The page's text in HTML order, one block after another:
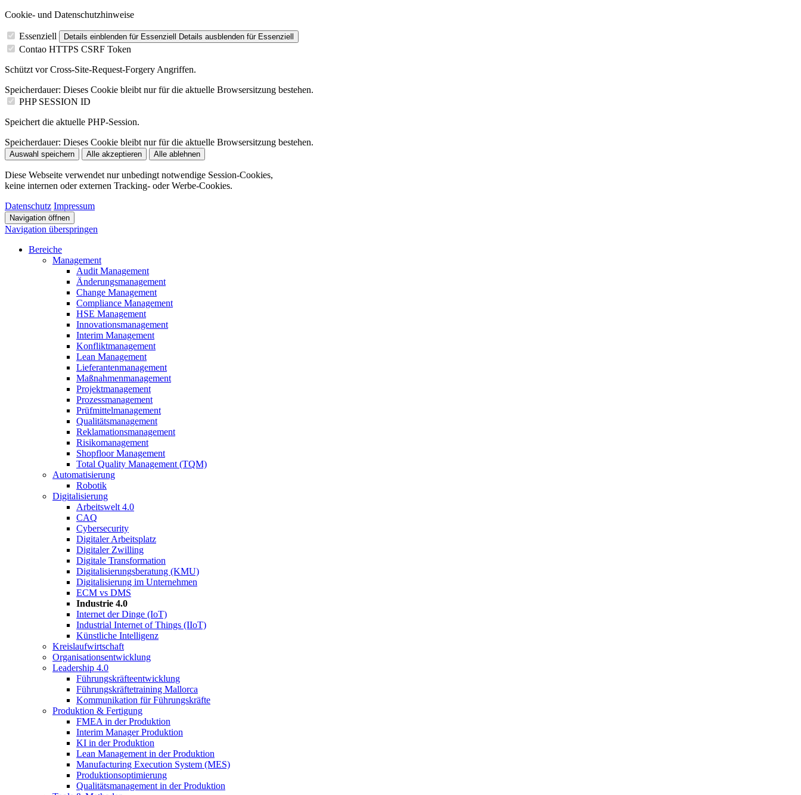
Cookie- und Datenschutzhinweise
Essenziell Details einblenden für Essenziell Details ausblenden für Essenziell
Contao HTTPS CSRF Token
Schützt vor Cross-Site-Request-Forgery Angriffen.
Speicherdauer: Dieses Cookie bleibt nur für die aktuelle Browsersitzung bestehen.
PHP SESSION ID
Speichert die aktuelle PHP-Session.
Speicherdauer: Dieses Cookie bleibt nur für die aktuelle Browsersitzung bestehen.
Auswahl speichern Alle akzeptieren Alle ablehnen
Diese Webseite verwendet nur unbedingt notwendige Session-Cookies,
keine internen oder externen Tracking- oder Werbe-Cookies.
Datenschutz Impressum
Navigation öffnen
Navigation überspringen
Bereiche
Management
Audit Management
Änderungsmanagement
Change Management
Compliance Management
HSE Management
Innovationsmanagement
Interim Management
Konfliktmanagement
Lean Management
Lieferantenmanagement
Maßnahmenmanagement
Projektmanagement
Prozessmanagement
Prüfmittelmanagement
Qualitätsmanagement
Reklamationsmanagement
Risikomanagement
Shopfloor Management
Total Quality Management (TQM)
Automatisierung
Robotik
Digitalisierung
Arbeitswelt 4.0
CAQ
Cybersecurity
Digitaler Arbeitsplatz
Digitaler Zwilling
Digitale Transformation
Digitalisierungsberatung (KMU)
Digitalisierung im Unternehmen
ECM vs DMS
Industrie 4.0
Internet der Dinge (IoT)
Industrial Internet of Things (IIoT)
Künstliche Intelligenz
Kreislaufwirtschaft
Organisationsentwicklung
Leadership 4.0
Führungskräfteentwicklung
Führungskräftetraining Mallorca
Kommunikation für Führungskräfte
Produktion & Fertigung
FMEA in der Produktion
Interim Manager Produktion
KI in der Produktion
Lean Management in der Produktion
Manufacturing Execution System (MES)
Produktionsoptimierung
Qualitätsmanagement in der Produktion